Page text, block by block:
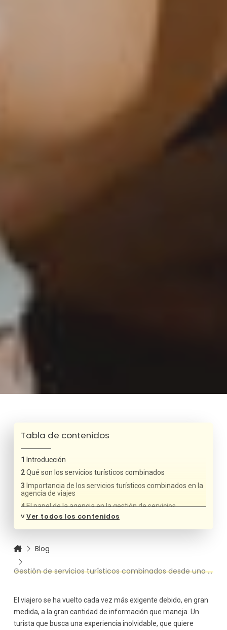
Tabla de contenidos
Introducción
Qué son los servicios turísticos combinados
Importancia de los servicios turísticos combinados en la
agencia de viajes
El papel de la agencia en la gestión de servicios
turísticos combinados
Diseño y planificación de servicios turísticos combinados
combinados
Selección de proveedores fiables
Coordinación y comunicación constante
˅Ver todos los contenidos
Blog
Gestión de servicios turísticos combinados desde una agencia de viajes
El viajero se ha vuelto cada vez más exigente debido, en gran
medida, a la gran cantidad de información que maneja. Un
turista que busca una experiencia inolvidable, que quiere